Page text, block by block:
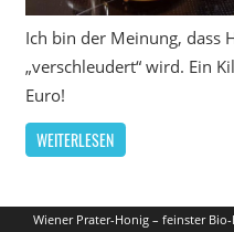
Ich bin der Meinung, dass
„verschleudert“ wird. Ein
Euro!
WEITERLESEN
Wiener Prater-Honig – feinster